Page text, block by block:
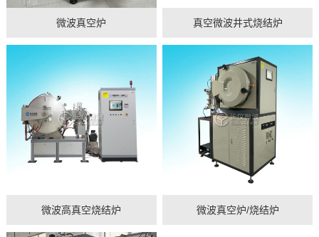
微波真空炉 真空微波井式烧结炉
微波高真空烧结炉 微波真空炉/烧结炉